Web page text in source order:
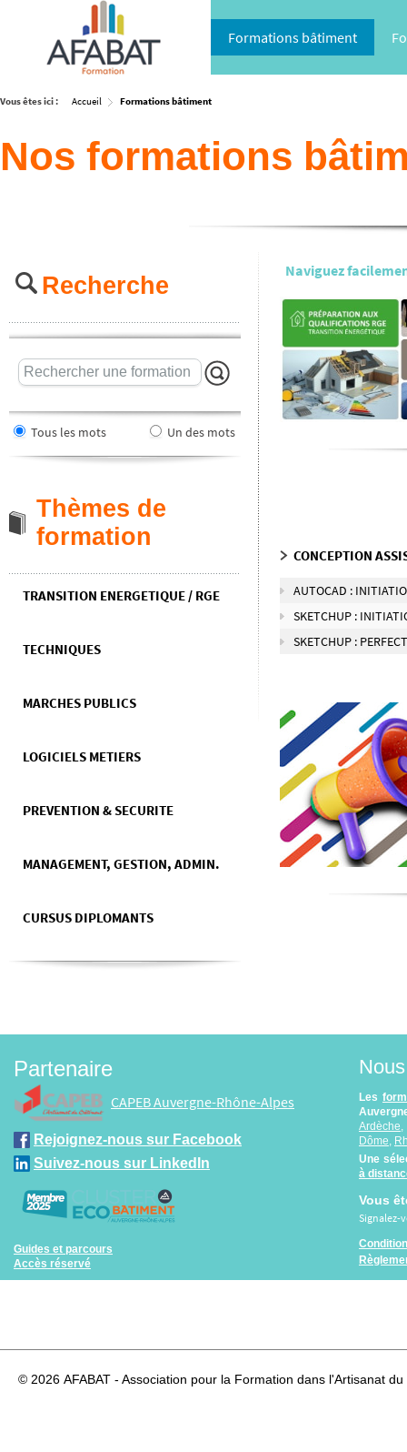
Formations bâtiment
Vous êtes ici : Accueil Formations bâtiment
Nos formations
Recherche
Tous les mots Un des mots
Thèmes de
formation
TRANSITION ENERGETIQUE / RGE
TECHNIQUES
MARCHES PUBLICS
LOGICIELS METIERS
PREVENTION & SECURITE
MANAGEMENT, GESTION, ADMIN.
CURSUS DIPLOMANTS
Naviguez
CONCEPTION
AUTOCAD :
SKETCHUP :
SKETCHUP :
Partenaire
CAPEB Auvergne-Rhône-Alpes
Rejoignez-nous sur Facebook
Suivez-nous sur LinkedIn
Guides et parcours
Accès réservé
Les
Ardèche
Dôme
Une
à
Vous
Signalez-
© 2026 AFABAT - Association pour la Formation dans l'Artisanat du